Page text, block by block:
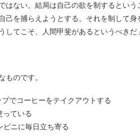
はない。結局は自己の欲を制するとい
を捕らえようとする。それを制して身
てこそ、人間甲斐があるというべきだ」
ものです。
でコーヒーをテイクアウトする
っている
ビニに毎日立ち寄る